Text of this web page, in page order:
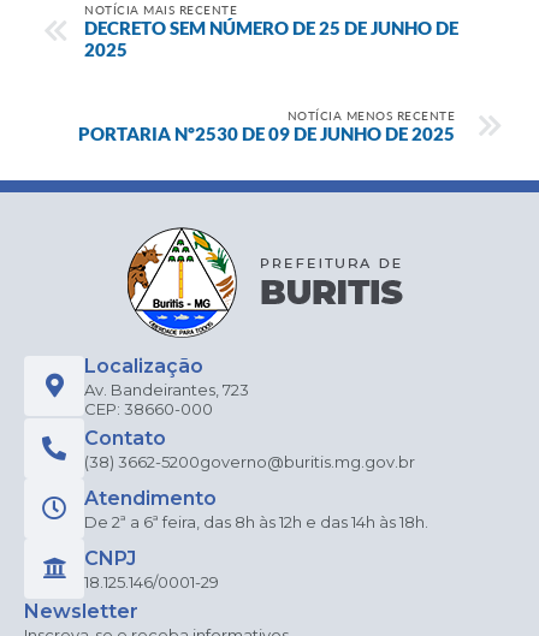
NOTÍCIA MAIS RECENTE
DECRETO SEM NÚMERO DE 25 DE JUNHO DE
2025
NOTÍCIA MENOS RECENTE
PORTARIA Nº2530 DE 09 DE JUNHO DE 2025
Localização
Av. Bandeirantes, 723
CEP: 38660-000
Contato
(38) 3662-5200governo@buritis.mg.gov.br
Atendimento
De 2ª a 6ª feira, das 8h às 12h e das 14h às 18h.
CNPJ
18.125.146/0001-29
Newsletter